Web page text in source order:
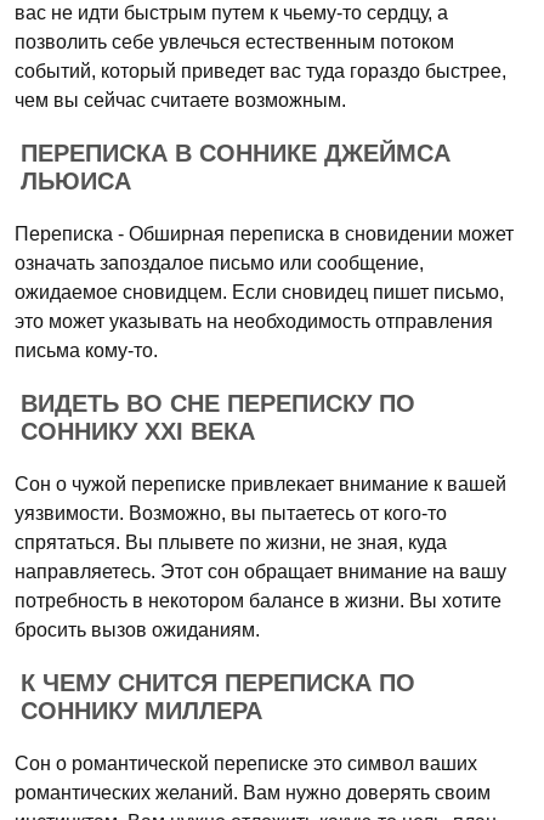
вас не идти быстрым путем к чьему-то сердцу, а
позволить себе увлечься естественным потоком
событий, который приведет вас туда гораздо быстрее,
чем вы сейчас считаете возможным.
ПЕРЕПИСКА В СОННИКЕ ДЖЕЙМСА
ЛЬЮИСА
Переписка - Обширная переписка в сновидении может
означать запоздалое письмо или сообщение,
ожидаемое сновидцем. Если сновидец пишет письмо,
это может указывать на необходимость отправления
письма кому-то.
ВИДЕТЬ ВО СНЕ ПЕРЕПИСКУ ПО
СОННИКУ XXI ВЕКА
Сон о чужой переписке привлекает внимание к вашей
уязвимости. Возможно, вы пытаетесь от кого-то
спрятаться. Вы плывете по жизни, не зная, куда
направляетесь. Этот сон обращает внимание на вашу
потребность в некотором балансе в жизни. Вы хотите
бросить вызов ожиданиям.
К ЧЕМУ СНИТСЯ ПЕРЕПИСКА ПО
СОННИКУ МИЛЛЕРА
Сон о романтической переписке это символ ваших
романтических желаний. Вам нужно доверять своим